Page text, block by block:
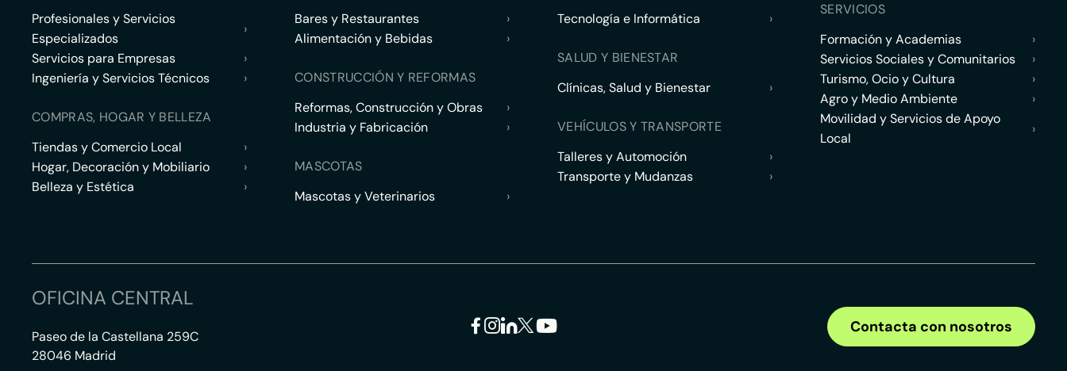
Profesionales y Servicios
Especializados
›
Servicios para Empresas
›
Ingeniería y Servicios Técnicos
›
COMPRAS, HOGAR Y BELLEZA
Tiendas y Comercio Local
›
Hogar, Decoración y Mobiliario
›
Belleza y Estética
›
Bares y Restaurantes
›
Alimentación y Bebidas
›
CONSTRUCCIÓN Y REFORMAS
Reformas, Construcción y Obras
›
Industria y Fabricación
›
MASCOTAS
Mascotas y Veterinarios
›
Tecnología e Informática
›
SALUD Y BIENESTAR
Clínicas, Salud y Bienestar
›
VEHÍCULOS Y TRANSPORTE
Talleres y Automoción
›
Transporte y Mudanzas
›
SERVICIOS
Formación y Academias
›
Servicios Sociales y Comunitarios
›
Turismo, Ocio y Cultura
›
Agro y Medio Ambiente
›
Movilidad y Servicios de Apoyo
Local
›
OFICINA CENTRAL
Paseo de la Castellana 259C
28046 Madrid
Contacta con nosotros